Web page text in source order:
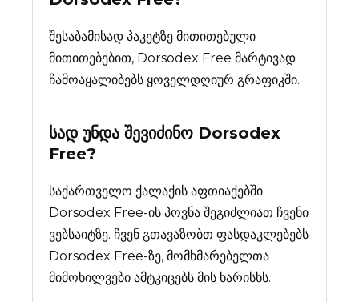
შესაბამისად პაკეტზე მითითებული
მითითებებით, Dorsodex Free მარტივად
ჩამოაყალიბებს ყოველდღიურ გრაფიკში.
სად უნდა შევიძინო Dorsodex
Free?
საქართველო ქალაქის აფთიაქებში
Dorsodex Free-ის პოვნა შეგიძლიათ ჩვენი
ვებსაიტზე. ჩვენ გთავაზობთ ფასდაკლებებს
Dorsodex Free-ზე, მომხმარებელთა
მიმოხილვები ამტკიცებს მის ხარისხს.